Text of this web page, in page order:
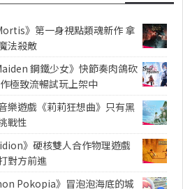
》第一身視點類魂新作 拿
法殺敵
鋼鐵少女》快節奏肉鴿砍
極致流暢試玩上架中
樂遊戲《莉莉狂想曲》只有黑
戰性
》硬核雙人合作物理遊戲
對方前進
Pokopia》冒泡泡海底的城